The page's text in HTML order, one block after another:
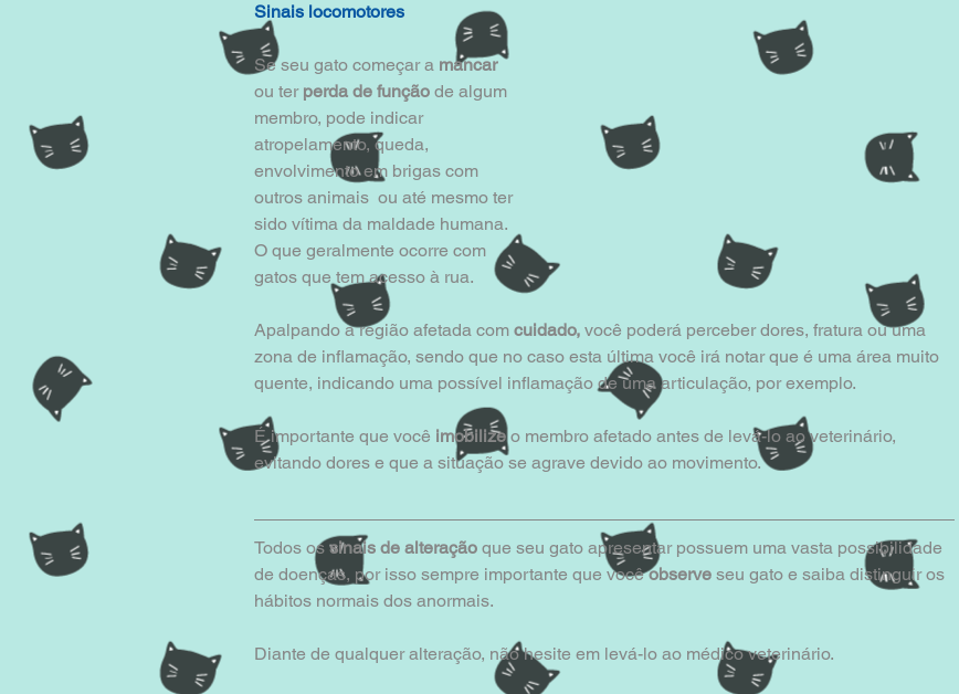
Sinais locomotores
Se seu gato começar a mancar
ou ter perda de função de algum
membro, pode indicar
atropelamento, queda,
envolvimento em brigas com
outros animais  ou até mesmo ter
sido vítima da maldade humana.
O que geralmente ocorre com
gatos que tem acesso à rua.
Apalpando a região afetada com cuidado, você poderá perceber dores, fratura ou uma
zona de inflamação, sendo que no caso esta última você irá notar que é uma área muito
quente, indicando uma possível inflamação de uma articulação, por exemplo.
É importante que você imobilize o membro afetado antes de levá-lo ao veterinário,
evitando dores e que a situação se agrave devido ao movimento.
Todos os sinais de alteração que seu gato apresentar possuem uma vasta possibilidade
de doenças, por isso sempre importante que você observe seu gato e saiba distinguir os
hábitos normais dos anormais.
Diante de qualquer alteração, não hesite em levá-lo ao médico veterinário.